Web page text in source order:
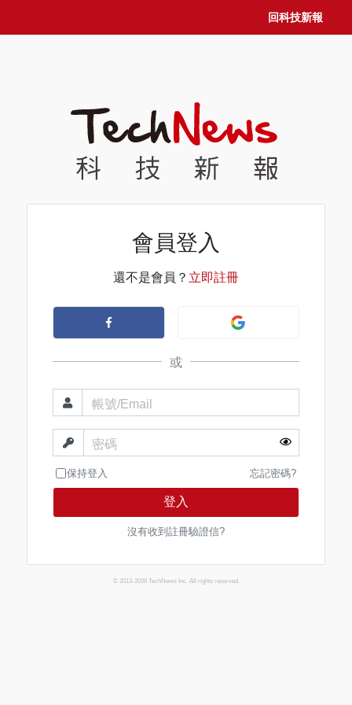
回科技新報
會員登入
還不是會員？ 立即註冊
或
帳號/Email
密碼
保持登入 忘記密碼?
登入
沒有收到註冊驗證信?
© 2013-2026 TechNews Inc. All rights reserved.